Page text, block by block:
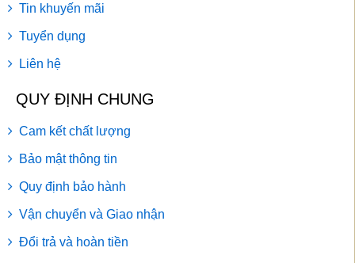
Tin khuyến mãi
Tuyển dụng
Liên hệ
QUY ĐỊNH CHUNG
Cam kết chất lượng
Bảo mật thông tin
Quy định bảo hành
Vận chuyển và Giao nhận
Đổi trả và hoàn tiền